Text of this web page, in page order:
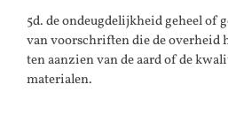
5d. de ondeugdelijkheid geheel of
van voorschriften die de overheid
ten aanzien van de aard of de
materialen.